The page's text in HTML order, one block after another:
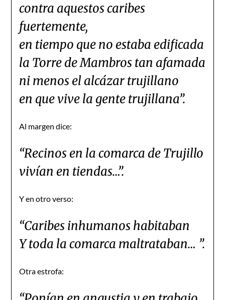
contra aquestos caribes
fuertemente,
en tiempo que no estaba edificada
la Torre de Mambros tan afamada
ni menos el alcázar trujillano
en que vive la gente trujillana”.
Al margen dice:
“Recinos en la comarca de Trujillo
vivían en tiendas…”.
Y en otro verso:
“Caribes inhumanos habitaban
Y toda la comarca maltrataban… ”.
Otra estrofa: